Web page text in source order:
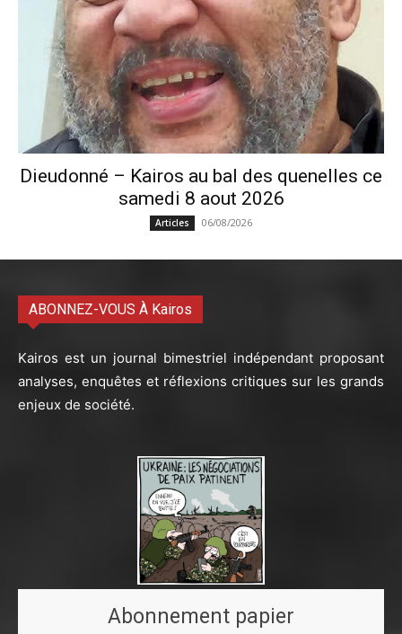
Dieudonné – Kairos au bal des quenelles ce
samedi 8 aout 2026
Articles 06/08/2026
ABONNEZ-VOUS À Kairos
Kairos est un journal bimestriel indépendant proposant
analyses, enquêtes et réflexions critiques sur les grands
enjeux de société.
Abonnement papier